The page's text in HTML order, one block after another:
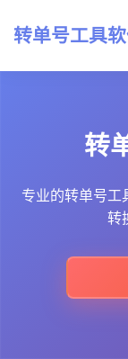
转单号工具
转
专业的转单号工
转